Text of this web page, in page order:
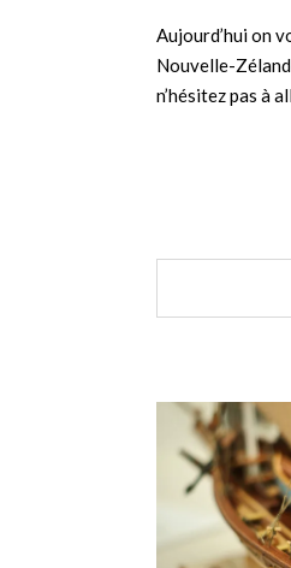
Aujourd’hui on
Nouvelle-
n’hésitez pas à